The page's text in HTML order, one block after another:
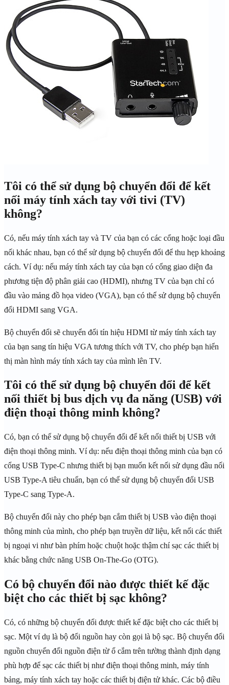
Tôi có thể sử dụng bộ chuyển đổi để kết
nối máy tính xách tay với tivi (TV)
không?
Có, nếu máy tính xách tay và TV của bạn có các cổng hoặc loại đầu
nối khác nhau, bạn có thể sử dụng bộ chuyển đổi để thu hẹp khoảng
cách. Ví dụ: nếu máy tính xách tay của bạn có cổng giao diện đa
phương tiện độ phân giải cao (HDMI), nhưng TV của bạn chỉ có
đầu vào mảng đồ họa video (VGA), bạn có thể sử dụng bộ chuyển
đổi HDMI sang VGA.
Bộ chuyển đổi sẽ chuyển đổi tín hiệu HDMI từ máy tính xách tay
của bạn sang tín hiệu VGA tương thích với TV, cho phép bạn hiển
thị màn hình máy tính xách tay của mình lên TV.
Tôi có thể sử dụng bộ chuyển đổi để kết
nối thiết bị bus dịch vụ đa năng (USB) với
điện thoại thông minh không?
Có, bạn có thể sử dụng bộ chuyển đổi để kết nối thiết bị USB với
điện thoại thông minh. Ví dụ: nếu điện thoại thông minh của bạn có
cổng USB Type-C nhưng thiết bị bạn muốn kết nối sử dụng đầu nối
USB Type-A tiêu chuẩn, bạn có thể sử dụng bộ chuyển đổi USB
Type-C sang Type-A.
Bộ chuyển đổi này cho phép bạn cắm thiết bị USB vào điện thoại
thông minh của mình, cho phép bạn truyền dữ liệu, kết nối các thiết
bị ngoại vi như bàn phím hoặc chuột hoặc thậm chí sạc các thiết bị
khác bằng chức năng USB On-The-Go (OTG).
Có bộ chuyển đổi nào được thiết kế đặc
biệt cho các thiết bị sạc không?
Có, có những bộ chuyển đổi được thiết kế đặc biệt cho các thiết bị
sạc. Một ví dụ là bộ đổi nguồn hay còn gọi là bộ sạc. Bộ chuyển đổi
nguồn chuyển đổi nguồn điện từ ổ cắm trên tường thành định dạng
phù hợp để sạc các thiết bị như điện thoại thông minh, máy tính
bảng, máy tính xách tay hoặc các thiết bị điện tử khác. Các bộ điều